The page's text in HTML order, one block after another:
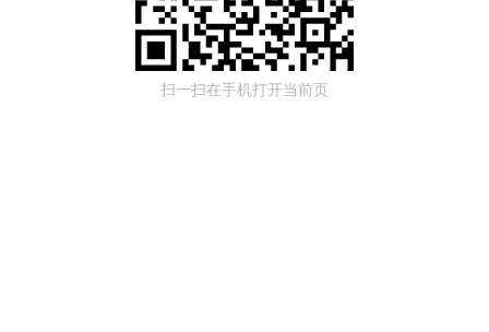
扫一扫在手机打开当前页